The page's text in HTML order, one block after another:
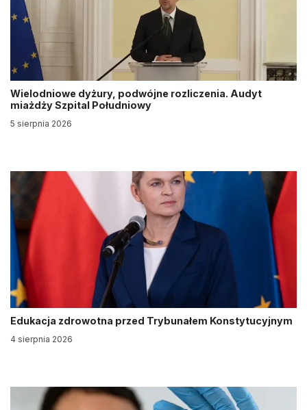
Wielodniowe dyżury, podwójne rozliczenia. Audyt
miażdży Szpital Południowy
5 sierpnia 2026
Edukacja zdrowotna przed Trybunałem Konstytucyjnym
4 sierpnia 2026